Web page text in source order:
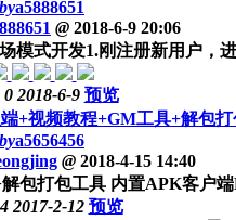
bya5888651
@ 2018-6-9 20:06
模式开发1.刚注册新用户，
0 2018-6-9 预览
+视频教程+GM工具+解包
bya5656456
@ 2018-4-15 14:40
包打包工具 内置APK客户
4 2017-2-12 预览